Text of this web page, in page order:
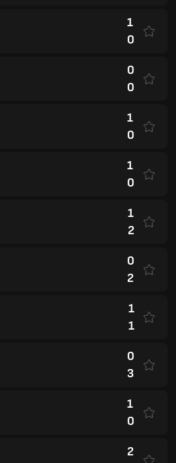
1
0
0
0
1
0
1
0
1
2
0
2
1
1
0
3
1
0
2